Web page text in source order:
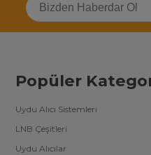
Airfel
York
Gree
Altus
Haier
Toptan ve Perakende
Klima kumandaları
, bireysel ve
Popüler
Uydu Alıcı Sistemleri
LNB Çeşitleri
Uydu Alıcılar